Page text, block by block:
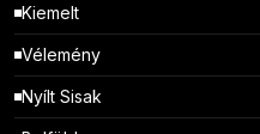
Kiemelt
Vélemény
Nyílt Sisak